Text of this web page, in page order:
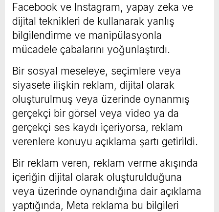
Facebook ve Instagram, yapay zeka ve
dijital teknikleri de kullanarak yanlış
bilgilendirme ve manipülasyonla
mücadele çabalarını yoğunlaştırdı.
Bir sosyal meseleye, seçimlere veya
siyasete ilişkin reklam, dijital olarak
oluşturulmuş veya üzerinde oynanmış
gerçekçi bir görsel veya video ya da
gerçekçi ses kaydı içeriyorsa, reklam
verenlere konuyu açıklama şartı getirildi.
Bir reklam veren, reklam verme akışında
içeriğin dijital olarak oluşturulduğuna
veya üzerinde oynandığına dair açıklama
yaptığında, Meta reklama bu bilgileri